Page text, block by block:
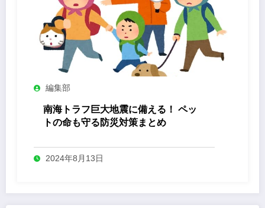
編集部
南海トラフ巨大地震に備える！ ペッ
トの命も守る防災対策まとめ
2024年8月13日